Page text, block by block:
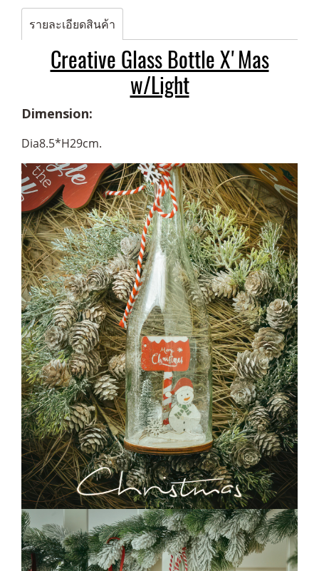
รายละเอียดสินค้า
Creative Glass Bottle X'Mas
w/Light
Dimension:
Dia8.5*H29cm.